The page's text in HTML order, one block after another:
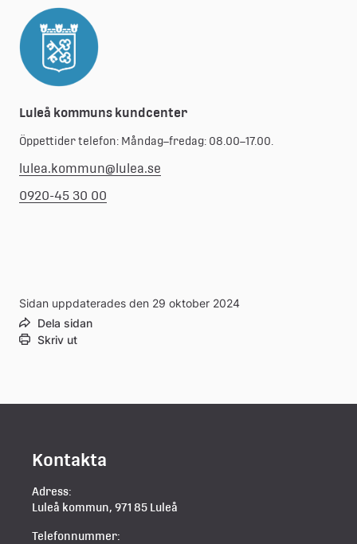
Luleå kommuns kundcenter
Öppettider telefon: Måndag–fredag: 08.00–17.00.
lulea.kommun@lulea.se
0920-45 30 00
Sidan uppdaterades den 29 oktober 2024
Dela sidan
Skriv ut
Kontakta
Adress:
Luleå kommun, 971 85 Luleå
Telefonnummer: